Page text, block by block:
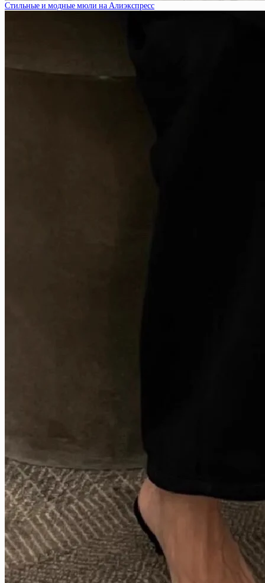
Стильные и модные мюли на Алиэкспресс